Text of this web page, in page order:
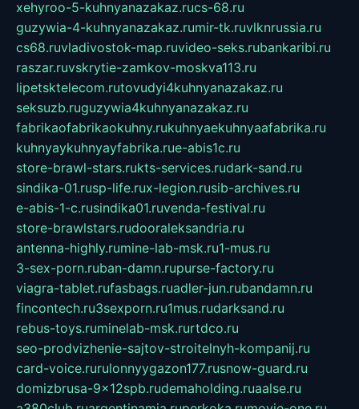
xehyroo-5-kuhnyanazakaz.rucs-68.ru
guzywia-4-kuhnyanazakaz.rumir-tk.ruvlknrussia.ru
cs68.ruvladivostok-map.ruvideo-seks.rubankaribi.ru
raszar.ruvskrytie-zamkov-moskva113.ru
lipetsktelecom.rutovudyi4kuhnyanazakaz.ru
seksuzb.ruguzywia4kuhnyanazakaz.ru
fabrikaofabrikaokuhny.rukuhnyaekuhnyaafabrika.ru
kuhnyaykuhnyayfabrika.rue-abis1c.ru
store-brawl-stars.rukts-services.rudark-sand.ru
sindika-01.rusp-life.rux-legion.rusib-archives.ru
e-abis-1-c.rusindika01.ruvenda-festival.ru
store-brawlstars.rudooraleksandria.ru
antenna-highly.rumine-lab-msk.ru1-mus.ru
3-sex-porn.ruban-damn.rupurse-factory.ru
viagra-tablet.rufasbags.ruadler-jun.rubandamn.ru
fincontech.ru3sexporn.ru1mus.rudarksand.ru
rebus-toys.ruminelab-msk.rurtdco.ru
seo-prodvizhenie-sajtov-stroitelnyh-kompanij.ru
card-voice.rurulonnyygazon177.rusnow-guard.ru
domizbrusa-9x12spb.rudemaholding.ruaalse.ru